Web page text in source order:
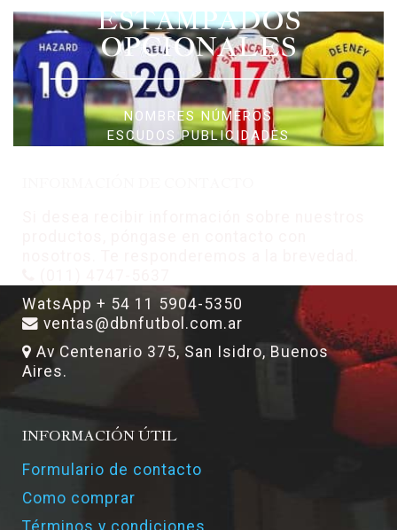
ESTAMPADOS
OPCIONALES
NOMBRES NÚMEROS
ESCUDOS PUBLICIDADES
WatsApp + 54 11 5904-5350
ventas@dbnfutbol.com.ar
Av Centenario 375, San Isidro, Buenos
Aires.
INFORMACIÓN ÚTIL
Formulario de contacto
Como comprar
Términos y condiciones